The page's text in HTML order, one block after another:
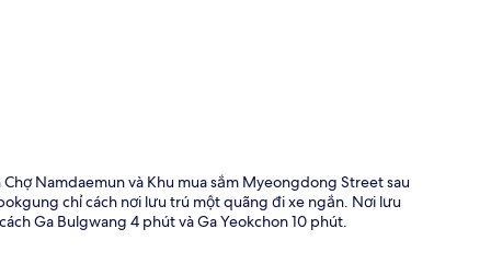
Namdaemun và Khu mua sắm Myeongdong Street sau
chỉ cách nơi lưu trú một quãng đi xe ngắn. Nơi lưu
Ga Bulgwang 4 phút và Ga Yeokchon 10 phút.